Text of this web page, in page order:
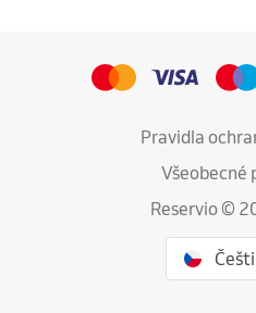
Pravidla
Všeobecné
Reservio ©